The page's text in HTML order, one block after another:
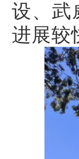
设、武
进展较